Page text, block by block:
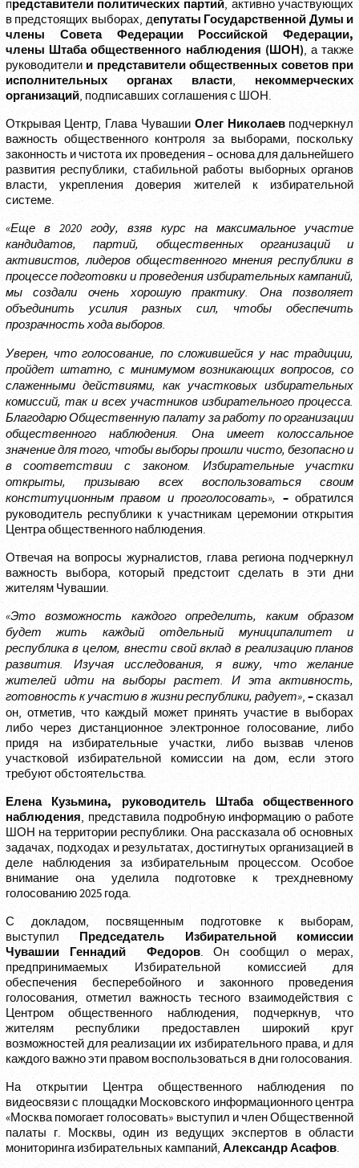
представители политических партий, активно участвующих
в предстоящих выборах, депутаты Государственной Думы и
члены Совета Федерации Российской Федерации,
члены Штаба общественного наблюдения (ШОН), а также
руководители и представители общественных советов при
исполнительных органах власти, некоммерческих
организаций, подписавших соглашения с ШОН.
Открывая Центр, Глава Чувашии Олег Николаевподчеркнул
важность общественного контроля за выборами, поскольку
законность и чистота их проведения – основа для дальнейшего
развития республики, стабильной работы выборных органов
власти, укрепления доверия жителей к избирательной
системе.
«Еще в 2020 году, взяв курс на максимальное участие
кандидатов, партий, общественных организаций и
активистов, лидеров общественного мнения республики в
процессе подготовки и проведения избирательных кампаний,
мы создали очень хорошую практику. Она позволяет
объединить усилия разных сил, чтобы обеспечить
прозрачность хода выборов.
Уверен, что голосование, по сложившейся у нас традиции,
пройдет штатно, с минимумом возникающих вопросов, со
слаженными действиями, как участковых избирательных
комиссий, так и всех участников избирательного процесса.
Благодарю Общественную палату за работу по организации
общественного наблюдения. Она имеет колоссальное
значение для того, чтобы выборы прошли чисто, безопасно и
в соответствии с законом. Избирательные участки
открыты, призываю всех воспользоваться своим
конституционным правом и проголосовать», –обратился
руководитель республики к участникам церемонии открытия
Центра общественного наблюдения.
Отвечая на вопросы журналистов, глава региона подчеркнул
важность выбора, который предстоит сделать в эти дни
жителям Чувашии.
«Это возможность каждого определить, каким образом
будет жить каждый отдельный муниципалитет и
республика в целом, внести свой вклад в реализацию планов
развития. Изучая исследования, я вижу, что желание
жителей идти на выборы растет. И эта активность,
готовность к участию в жизни республики, радует»,–сказал
он, отметив, что каждый может принять участие в выборах
либо через дистанционное электронное голосование, либо
придя на избирательные участки, либо вызвав членов
участковой избирательной комиссии на дом, если этого
требуют обстоятельства.
Елена Кузьмина, руководитель Штаба общественного
наблюдения, представила подробную информацию о работе
ШОН на территории республики. Она рассказала об основных
задачах, подходах и результатах, достигнутых организацией в
деле наблюдения за избирательным процессом. Особое
внимание она уделила подготовке к трехдневному
голосованию 2025 года.
С докладом, посвященным подготовке к выборам,
выступилПредседатель Избирательной комиссии
Чувашии Геннадий Федоров. Он сообщил о мерах,
предпринимаемых Избирательной комиссией для
обеспечения бесперебойного и законного проведения
голосования, отметил важность тесного взаимодействия с
Центром общественного наблюдения, подчеркнув, что
жителям республики предоставлен широкий круг
возможностей для реализации их избирательного права, и для
каждого важно эти правом воспользоваться в дни голосования.
На открытии Центра общественного наблюдения по
видеосвязи с площадки Московского информационного центра
«Москва помогает голосовать» выступил и член Общественной
палаты г. Москвы, один из ведущих экспертов в области
мониторинга избирательных кампаний, Александр Асафов.